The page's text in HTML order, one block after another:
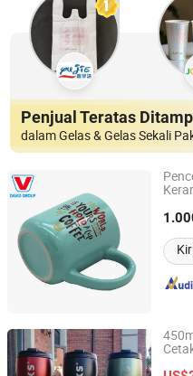
Penjual Teratas
dalam Gelas & Gelas Sekali
Shanghai David
Shanghai, China
Yongkang Heecn Stainless